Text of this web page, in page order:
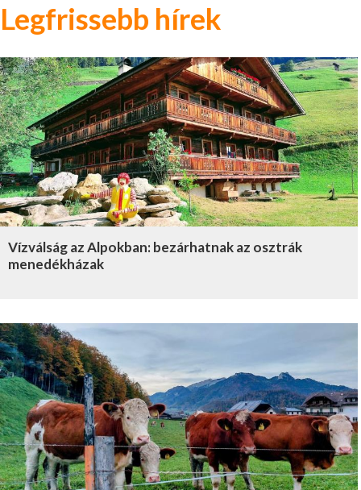
Legfrissebb hírek
Vízválság az Alpokban: bezárhatnak az osztrák
menedékházak